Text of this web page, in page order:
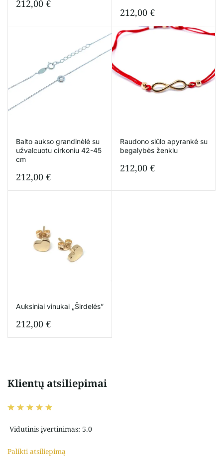
212,00 €
212,00 €
Balto aukso grandinėlė su
užvalcuotu cirkoniu 42-45
cm
212,00 €
Raudono siūlo apyrankė su
begalybės ženklu
212,00 €
Auksiniai vinukai „Širdelės”
212,00 €
Klientų atsiliepimai
Vidutinis įvertinimas: 5.0
Palikti atsiliepimą